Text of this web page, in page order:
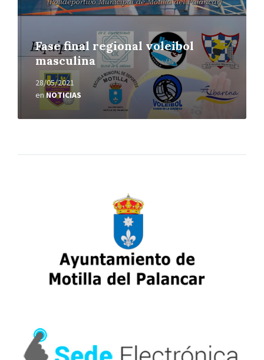
Fase final regional voleibol
masculina
28/05/2021
enNOTICIAS